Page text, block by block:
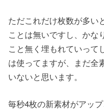
ただこれだけ枚数が多い
ことは無いですし、かな
こと無く埋もれていって
は使ってますが、まだ全
いないと思います。
毎秒4枚の新素材がアッ